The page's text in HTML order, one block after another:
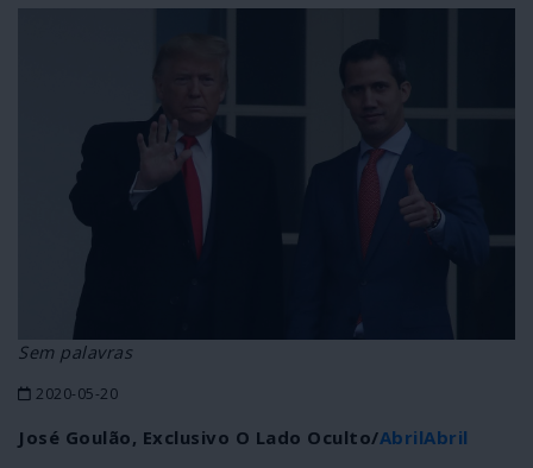
Sem palavras
2020-05-20
José Goulão, Exclusivo O Lado Oculto/AbrilAbril